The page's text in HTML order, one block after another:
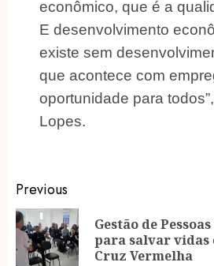
econômico, que é a
E desenvolvimento
existe sem
que acontece com
oportunidade para
Lopes.
Post
navigation
Previous
Gestão de
para salvar vidas
Cruz Vermelha